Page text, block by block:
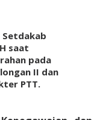
saat
pada
II dan
PTT.